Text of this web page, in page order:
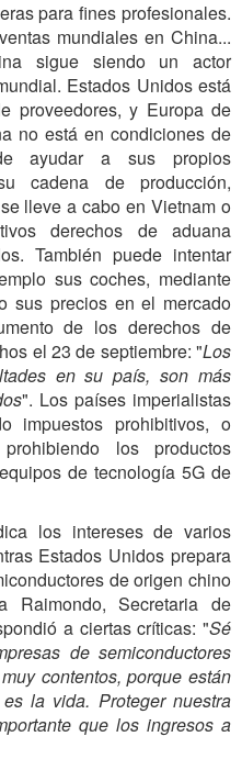
para fines profesionales.
mundiales en China...
sigue siendo un actor
Estados Unidos está
proveedores, y Europa de
no está en condiciones de
ayudar a sus propios
cadena de producción,
lleve a cabo en Vietnam o
derechos de aduana
También puede intentar
sus coches, mediante
sus precios en el mercado
de los derechos de
el 23 de septiembre: "Los
en su país, son más
". Los países imperialistas
impuestos prohibitivos, o
los productos
de tecnología 5G de
los intereses de varios
Estados Unidos prepara
de origen chino
Raimondo, Secretaria de
a ciertas críticas: "Sé
de semiconductores
contentos, porque están
la vida. Proteger nuestra
que los ingresos a